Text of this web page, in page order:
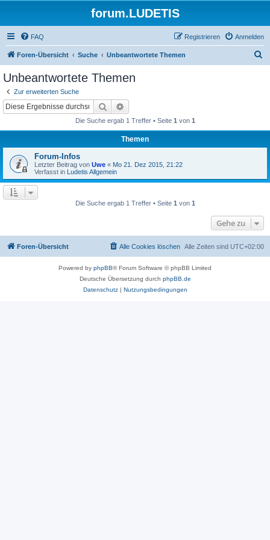
forum.LUDETIS
FAQ Anmelden
Registrieren
Foren-Übersicht Suche Unbeantwortete Themen
Unbeantwortete Themen
Zur erweiterten Suche
Suche
Die Suche ergab 1 Treffer • Seite 1 von 1
Themen
Forum-Infos
Letzter Beitrag von Uwe « Mo 21. Dez 2015, 21:22
Verfasst in Ludetis Allgemein
Die Suche ergab 1 Treffer • Seite 1 von 1
Gehe zu
Foren-Übersicht Alle Zeiten sind UTC+02:00
Alle Cookies löschen
Powered by phpBB® Forum Software © phpBB Limited
Deutsche Übersetzung durch phpBB.de
Datenschutz| Nutzungsbedingungen